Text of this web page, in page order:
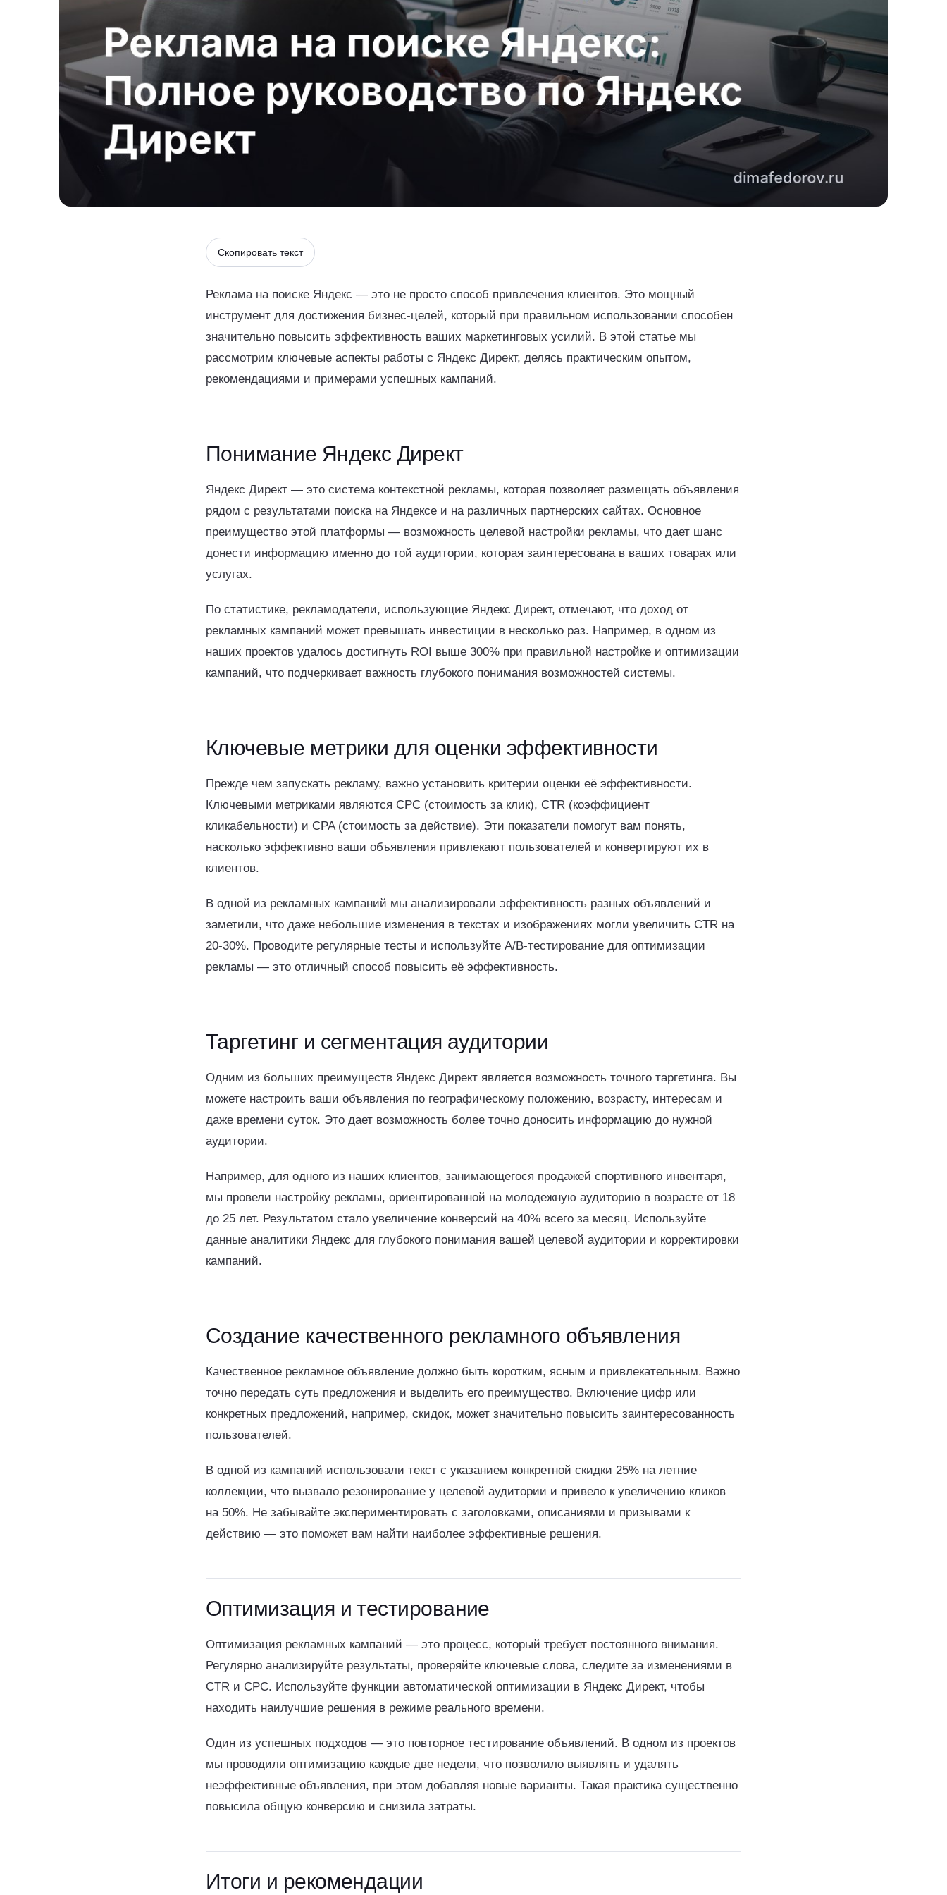
Скопировать текст
Реклама на поиске Яндекс — это не просто способ привлечения клиентов. Это мощный
инструмент для достижения бизнес-целей, который при правильном использовании способен
значительно повысить эффективность ваших маркетинговых усилий. В этой статье мы
рассмотрим ключевые аспекты работы с Яндекс Директ, делясь практическим опытом,
рекомендациями и примерами успешных кампаний.
Понимание Яндекс Директ
Яндекс Директ — это система контекстной рекламы, которая позволяет размещать объявления
рядом с результатами поиска на Яндексе и на различных партнерских сайтах. Основное
преимущество этой платформы — возможность целевой настройки рекламы, что дает шанс
донести информацию именно до той аудитории, которая заинтересована в ваших товарах или
услугах.
По статистике, рекламодатели, использующие Яндекс Директ, отмечают, что доход от
рекламных кампаний может превышать инвестиции в несколько раз. Например, в одном из
наших проектов удалось достигнуть ROI выше 300% при правильной настройке и оптимизации
кампаний, что подчеркивает важность глубокого понимания возможностей системы.
Ключевые метрики для оценки эффективности
Прежде чем запускать рекламу, важно установить критерии оценки её эффективности.
Ключевыми метриками являются CPC (стоимость за клик), CTR (коэффициент
кликабельности) и CPA (стоимость за действие). Эти показатели помогут вам понять,
насколько эффективно ваши объявления привлекают пользователей и конвертируют их в
клиентов.
В одной из рекламных кампаний мы анализировали эффективность разных объявлений и
заметили, что даже небольшие изменения в текстах и изображениях могли увеличить CTR на
20-30%. Проводите регулярные тесты и используйте A/B-тестирование для оптимизации
рекламы — это отличный способ повысить её эффективность.
Таргетинг и сегментация аудитории
Одним из больших преимуществ Яндекс Директ является возможность точного таргетинга. Вы
можете настроить ваши объявления по географическому положению, возрасту, интересам и
даже времени суток. Это дает возможность более точно доносить информацию до нужной
аудитории.
Например, для одного из наших клиентов, занимающегося продажей спортивного инвентаря,
мы провели настройку рекламы, ориентированной на молодежную аудиторию в возрасте от 18
до 25 лет. Результатом стало увеличение конверсий на 40% всего за месяц. Используйте
данные аналитики Яндекс для глубокого понимания вашей целевой аудитории и корректировки
кампаний.
Создание качественного рекламного объявления
Качественное рекламное объявление должно быть коротким, ясным и привлекательным. Важно
точно передать суть предложения и выделить его преимущество. Включение цифр или
конкретных предложений, например, скидок, может значительно повысить заинтересованность
пользователей.
В одной из кампаний использовали текст с указанием конкретной скидки 25% на летние
коллекции, что вызвало резонирование у целевой аудитории и привело к увеличению кликов
на 50%. Не забывайте экспериментировать с заголовками, описаниями и призывами к
действию — это поможет вам найти наиболее эффективные решения.
Оптимизация и тестирование
Оптимизация рекламных кампаний — это процесс, который требует постоянного внимания.
Регулярно анализируйте результаты, проверяйте ключевые слова, следите за изменениями в
CTR и CPC. Используйте функции автоматической оптимизации в Яндекс Директ, чтобы
находить наилучшие решения в режиме реального времени.
Один из успешных подходов — это повторное тестирование объявлений. В одном из проектов
мы проводили оптимизацию каждые две недели, что позволило выявлять и удалять
неэффективные объявления, при этом добавляя новые варианты. Такая практика существенно
повысила общую конверсию и снизила затраты.
Итоги и рекомендации